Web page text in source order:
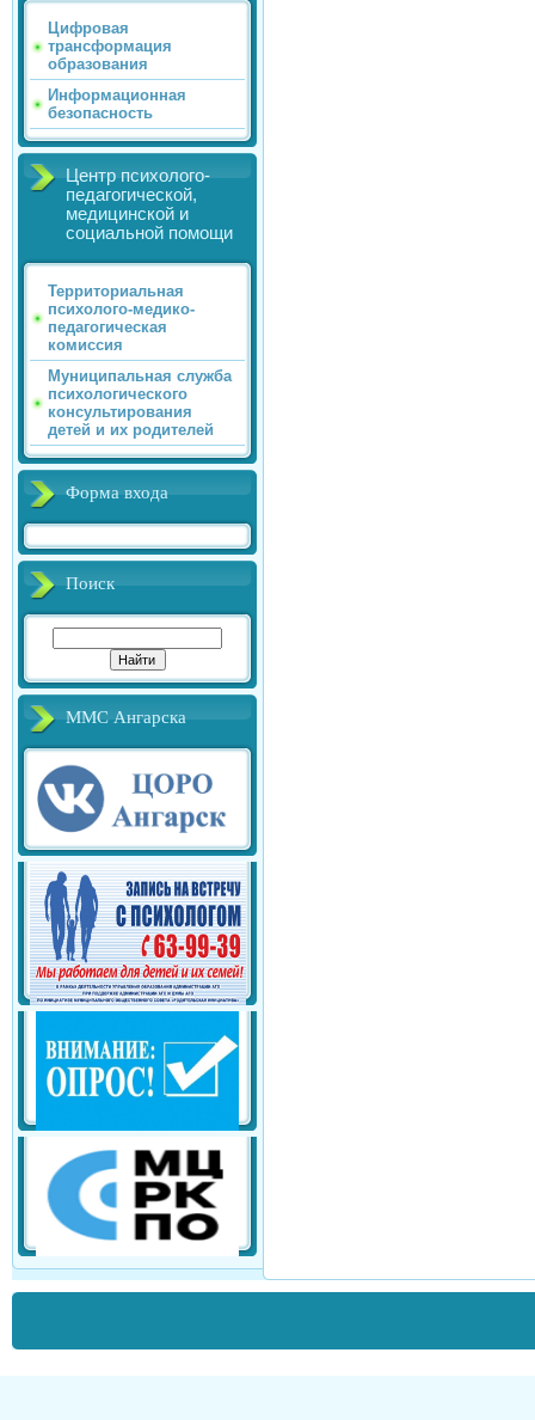
Цифровая
трансформация
образования
Информационная
безопасность
Центр психолого-
педагогической,
медицинской и
социальной помощи
Территориальная
психолого-медико-
педагогическая
комиссия
Муниципальная служба
психологического
консультирования
детей и их родителей
Форма входа
Поиск
ММС Ангарска